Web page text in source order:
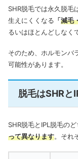
SHR脱毛では永久脱毛
生えにくくなる 「減毛
るいはほとんどしなく
そのため、ホルモンバ
可能性があります。
脱毛はSHRと
SHR脱毛とIPL脱毛のど
って異なります。それ